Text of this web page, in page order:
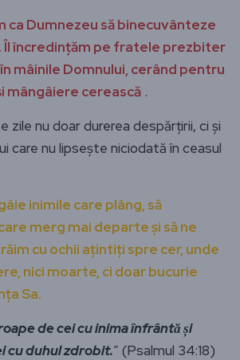
ca Dumnezeu să binecuvânteze
Îl încredințăm pe fratele prezbiter
mâinile Domnului, cerând pentru
mângâiere cerească .
zile nu doar durerea despărțirii, ci și
care nu lipsește niciodată în ceasul
inimile care plâng, să
merg mai departe și să ne
cu ochii ațintiți spre cer, unde
nici moarte, ci doar bucurie
Sa.
de cei cu inima înfrântă și
cu duhul zdrobit.” (Psalmul 34:18)